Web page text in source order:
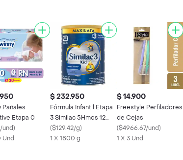
Pañales
Etapa 0
und)
Und
$ 232.950
Fórmula Infantil Etapa
3 Similac 5Hmos 12
Meses en Adelante
Polvo
($129.42/g)
1 X 1800 g
$ 14.900
Freestyle Perfiladores
de Cejas
($4966.67/und)
1 X 3 Und